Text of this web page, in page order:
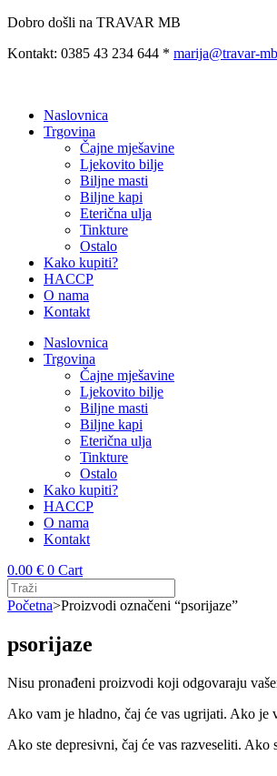
Preskoči
sadržaj
Dobro došli na TRAVAR MB
Kontakt: 0385 43 234 644 * marija@travar-
Naslovnica
Trgovina
Čajne mješavine
Ljekovito bilje
Biljne masti
Biljne kapi
Eterična ulja
Tinkture
Ostalo
Kako kupiti?
HACCP
O nama
Kontakt
Naslovnica
Trgovina
Čajne mješavine
Ljekovito bilje
Biljne masti
Biljne kapi
Eterična ulja
Tinkture
Ostalo
Kako kupiti?
HACCP
O nama
Kontakt
0.00 € 0 Cart
Početna>Proizvodi označeni “psorijaze”
psorijaze
Nisu pronađeni proizvodi koji odgovaraju
Ako vam je hladno, čaj će vas ugrijati. Ako je
Ako ste depresivni, čaj će vas razveseliti.